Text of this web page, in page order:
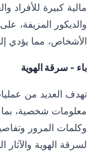
مالية كبيرة للأفراد
والديكور المزيفة،
الأشخاص، مما يؤدي
باء - سرقة الهوية
تهدف العديد من
معلومات شخصية، بما
وكلمات المرور
لسرقة الهوية والآثار